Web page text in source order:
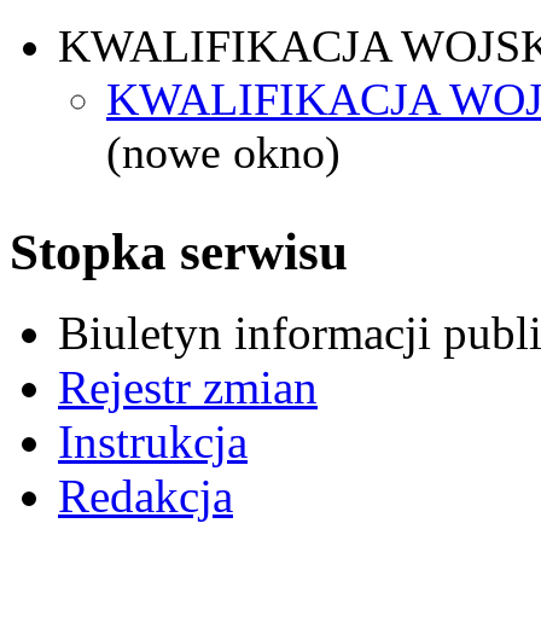
KWALIFIKACJA
KWALIFIKACJA
(nowe okno)
Stopka serwisu
Biuletyn informacji
Rejestr zmian
Instrukcja
Redakcja